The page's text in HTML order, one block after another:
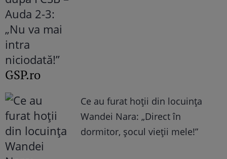
GSP.ro
Ce au furat hoții din locuința
Wandei Nara: „Direct în
dormitor, șocul vieții mele!”